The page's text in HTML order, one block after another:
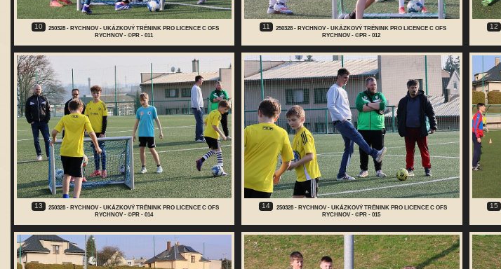
10
250328 - RYCHNOV - UKÁZKOVÝ TRÉNINK PRO LICENCE C OFS
RYCHNOV - ©PR - 011
11
250328 - RYCHNOV - UKÁZKOVÝ TRÉNINK PRO LICENCE C OFS
RYCHNOV - ©PR - 012
12
13
250328 - RYCHNOV - UKÁZKOVÝ TRÉNINK PRO LICENCE C OFS
RYCHNOV - ©PR - 014
14
250328 - RYCHNOV - UKÁZKOVÝ TRÉNINK PRO LICENCE C OFS
RYCHNOV - ©PR - 015
15